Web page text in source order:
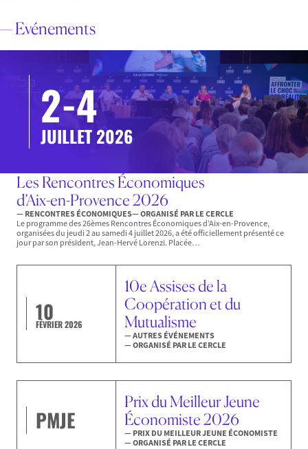
— Evénements
Les Rencontres Économiques
d’Aix-en-Provence 2026
— RENCONTRES ÉCONOMIQUES— ORGANISÉ PAR LE CERCLE
Le programme des 26èmes Rencontres Économiques d’Aix-en-Provence,
organisées du jeudi 2 au samedi 4 juillet 2026, a été officiellement présenté ce
jour par son président, Jean-Hervé Lorenzi. Placée…
2-4
JUILLET 2026
10
FÉVRIER 2026
10e Assises de la
Coopération et du
Mutualisme
— AUTRES ÉVÉNEMENTS
— ORGANISÉ PAR LE CERCLE
PMJE
Prix du Meilleur Jeune
Économiste 2026
— PRIX DU MEILLEUR JEUNE ÉCONOMISTE
— ORGANISÉ PAR LE CERCLE